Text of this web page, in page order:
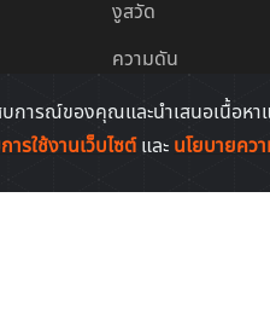
การณ์ของคุณและนำเสนอเนื้อหา
ารใช้งานเว็บไซต์และ นโยบายคว
งูสวัด
ความดัน
ไข้หวัด